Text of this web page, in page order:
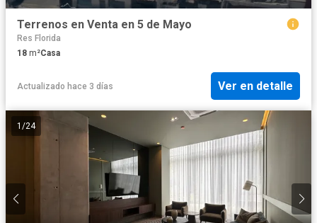
Terrenos en Venta en 5 de Mayo
Res Florida
18 m²Casa
Actualizado hace 3 días Ver en detalle
1 /24